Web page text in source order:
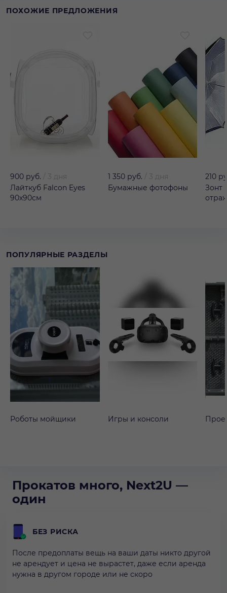
ПОХОЖИЕ ПРЕДЛОЖЕНИЯ
900 руб.
3 дня
Лайткуб Falcon Eyes
90х90см
1 350 руб.
3 дня
Бумажные фотофоны
210
Зонт
ПОПУЛЯРНЫЕ РАЗДЕЛЫ
Роботы мойщики Игры и консоли
Прокатов много, Next2U —
один
БЕЗ РИСКА
После предоплаты вещь на ваши даты никто другой
не арендует и цена не вырастет, даже если аренда
нужна в другом городе или не скоро